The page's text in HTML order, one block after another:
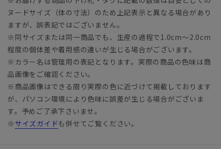
ヌードサイズ（体の寸法）のため上記表示と異なる場合があり
ますが、誤表記ではございません。
※同サイズまたは同一商品でも、生産の過程で1.0cm～2.0cm
程度の個体差や着用感の違いが生じる場合がございます。
※カラー名は管理用の表記となります。実際の商品の色味は商
品画像をご確認ください。
※商品画像はできる限り実際の色に近づけて掲載しております
が、パソコン環境により色味に誤差が生じる場合がございま
す。予めご了承下さいませ。
※ サイズガイドも併せてご覧ください。